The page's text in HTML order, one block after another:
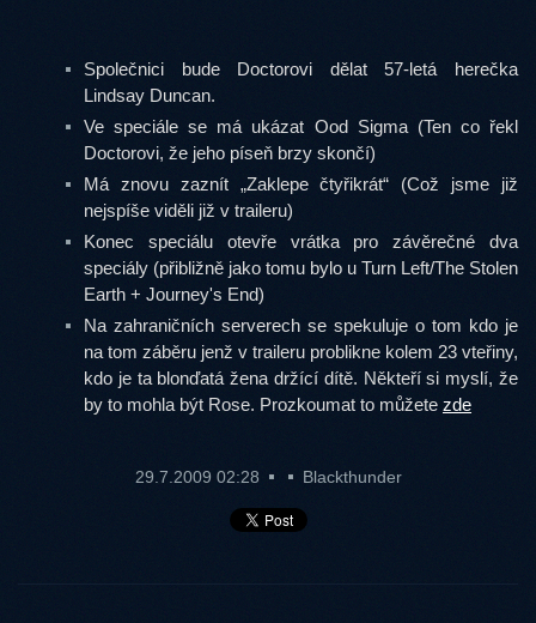
Společnici bude Doctorovi dělat 57-letá herečka
Lindsay Duncan.
Ve speciále se má ukázat Ood Sigma (Ten co řekl
Doctorovi, že jeho píseň brzy skončí)
Má znovu zaznít „Zaklepe čtyřikrát“ (Což jsme již
nejspíše viděli již v traileru)
Konec speciálu otevře vrátka pro závěrečné dva
speciály (přibližně jako tomu bylo u Turn Left/The Stolen
Earth + Journey's End)
Na zahraničních serverech se spekuluje o tom kdo je
na tom záběru jenž v traileru problikne kolem 23 vteřiny,
kdo je ta blonďatá žena držící dítě. Někteří si myslí, že
by to mohla být Rose. Prozkoumat to můžete zde
29.7.2009 02:28 Blackthunder